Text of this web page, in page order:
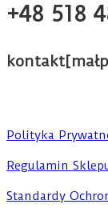
+48 518
Polityka
Regulamin
Standardy